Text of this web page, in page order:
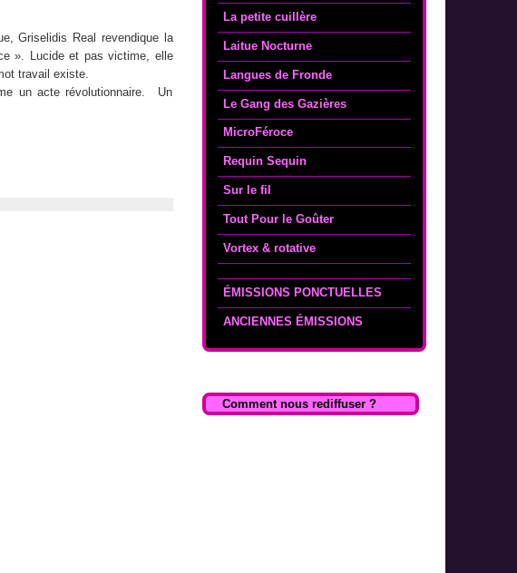
La petite cuillère
Laitue Nocturne
Langues de Fronde
Le Gang des Gazières
MicroFéroce
Requin Sequin
Sur le fil
Tout Pour le Goûter
Vortex & rotative
ÉMISSIONS PONCTUELLES
ANCIENNES ÉMISSIONS
Comment nous rediffuser ?
Griselidis Real revendique la
». Lucide et pas victime, elle
travail existe.
un acte révolutionnaire. Un